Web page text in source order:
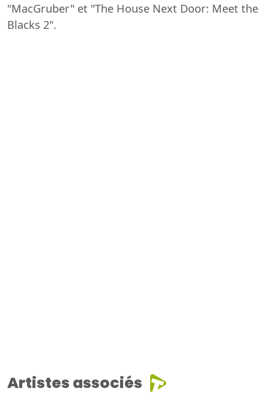
"MacGruber" et "The House Next Door: Meet the
Blacks 2".
Artistes associés